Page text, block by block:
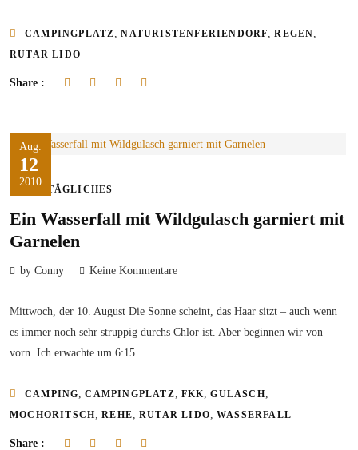
CAMPINGPLATZ,NATURISTENFERIENDORF,REGEN,
RUTAR LIDO
Share :
Aug.
12
2010
ALLTÄGLICHES
Ein Wasserfall mit Wildgulasch garniert mit
Garnelen
by Conny Keine Kommentare
Mittwoch, der 10. August Die Sonne scheint, das Haar sitzt – auch wenn
es immer noch sehr struppig durchs Chlor ist. Aber beginnen wir von
vorn. Ich erwachte um 6:15...
CAMPING ,CAMPINGPLATZ FKK ,GULASCH
MOCHORITSCH ,REHE ,RUTAR LIDO ,WASSERFALL
Share :